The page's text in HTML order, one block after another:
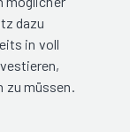
dazu
in voll
zu müssen.